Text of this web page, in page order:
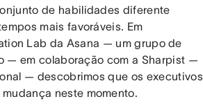
de habilidades diferente
mais favoráveis. Em
Lab da Asana — um grupo de
— em colaboração com a Sharpist —
— descobrimos que os executivos
neste momento.